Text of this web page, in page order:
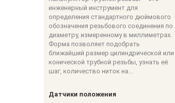
инженерный инструмент для
определения стандартного дюймового
обозначения резьбового соединения по
диаметру, измеренному в миллиметрах.
Форма позволяет подобрать
ближайший размер цилиндрической или
конической трубной резьбы, узнать её
шаг, количество ниток на...
Датчики положения